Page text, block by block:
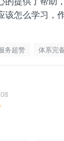
该怎么学习，
很多东西，孩
务超赞 体系完